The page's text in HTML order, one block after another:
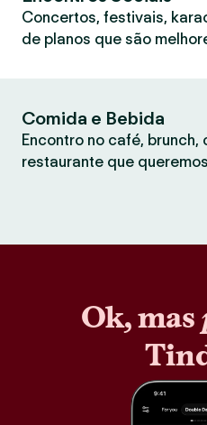
Concertos, festivais,
de planos que são
Comida e Bebida
Encontro no café, brunch,
restaurante que
Ok, mas